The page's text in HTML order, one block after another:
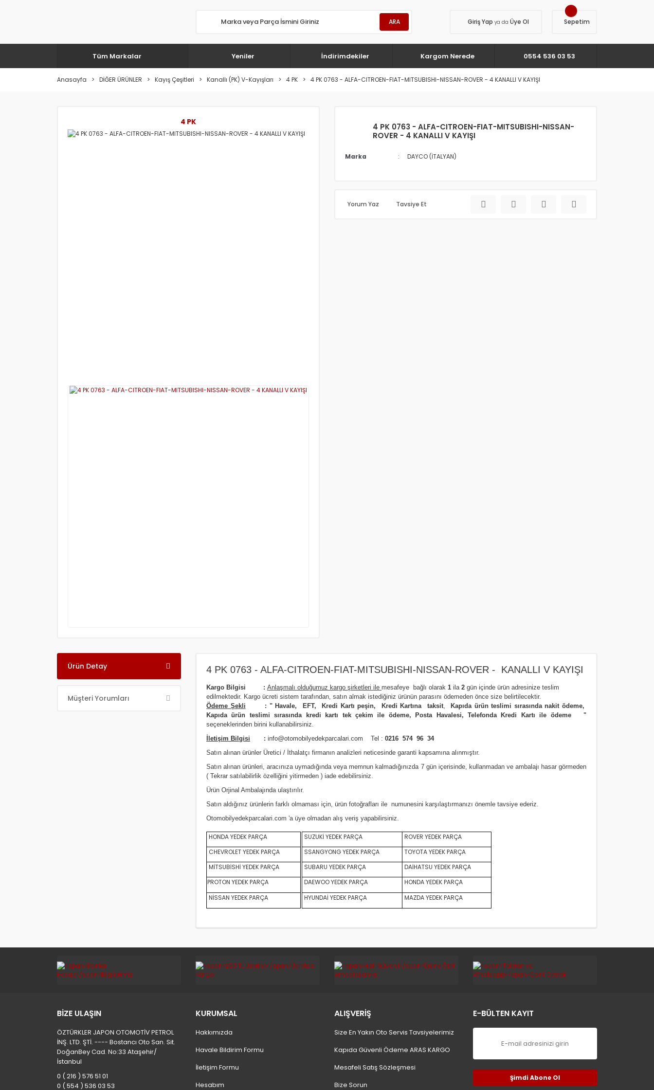
ARA Giriş Yap ya da Üye Ol Sepetim
Tüm Markalar Yeniler İndirimdekiler Kargom Nerede 0554 536 03 53
Anasayfa DİĞER ÜRÜNLER Kayış Çeşitleri Kanallı (PK) V-Kayışları 4 PK 4 PK 0763 - ALFA-CITROEN-FIAT-MITSUBISHI-NISSAN-ROVER - 4 KANALLI V KAYIŞI
4 PK
4 PK 0763 - ALFA-CITROEN-FIAT-MITSUBISHI-NISSAN-
ROVER - 4 KANALLI V KAYIŞI
Marka DAYCO (İTALYAN)
Yorum Yaz Tavsiye Et
Ürün Detay
Müşteri Yorumları
4 PK 0763 - ALFA-CITROEN-FIAT-MITSUBISHI-NISSAN-ROVER - KANALLI V KAYIŞI
Kargo Bilgisi : Anlaşmalı olduğumuz kargo şirketleri ile mesafeye bağlı olarak 1 ila 2 gün içinde ürün adresinize teslim
edilmektedir. Kargo ücreti sistem tarafından, satın almak istediğiniz ürünün parasını ödemeden önce size belirtilecektir.
Ödeme Şekli : " Havale, EFT, Kredi Kartı peşin, Kredi Kartına taksit,
Kapıda ürün teslimi sırasında nakit ödeme,
Kapıda ürün teslimi sırasında kredi kartı tek çekim ile ödeme, Posta Havalesi, Telefonda Kredi Kartı ile ödeme
"
seçeneklerinden birini kullanabilirsiniz.
İletişim Bilgisi : info@otomobilyedekparcalari.com Tel : 0216 574 96 34
Satın alınan ürünler Üretici / İthalatçı firmanın analizleri neticesinde garanti kapsamına alınmıştır.
Satın alınan ürünleri, aracınıza uymadığında veya memnun kalmadığınızda 7 gün içerisinde, kullanmadan ve ambalajı hasar görmeden
( Tekrar satılabilirlik özelliğini yitirmeden ) iade edebilirsiniz.
Ürün Orjinal Ambalajında ulaştırılır.
Satın aldığınız ürünlerin farklı olmaması için, ürün fotoğrafları ile numunesini karşılaştırmanızı önemle tavsiye ederiz.
Otomobilyedekparcalari.com 'a üye olmadan alış veriş yapabilirsiniz.
HONDA YEDEK PARÇA SUZUKİ YEDEK PARÇA
ROVER YEDEK PARÇA
CHEVROLET YEDEK PARÇA
SSANGYONG YEDEK PARÇA
TOYOTA YEDEK PARÇA
MİTSUBİSHİ YEDEK PARÇA
SUBARU YEDEK PARÇA
DAİHATSU YEDEK PARÇA
PROTON YEDEK PARÇA
DAEWOO YEDEK PARÇA
HONDA YEDEK PARÇA
NİSSAN YEDEK PARÇA
HYUNDAİ YEDEK PARÇA MAZDA YEDEK PARÇA
BİZE ULAŞIN
ÖZTÜRKLER JAPON OTOMOTİV PETROL
İNŞ. LTD. ŞTİ. ---- Bostancı Oto San. Sit.
DoğanBey Cad. No:33 Ataşehir/
İstanbul
0 ( 216 ) 576 51 01
0 ( 554 ) 536 03 53
KURUMSAL
Hakkımızda
Havale Bildirim Formu
İletişim Formu
Hesabım
ALIŞVERİŞ
Size En Yakın Oto Servis Tavsiyelerimiz
Kapıda Güvenli Ödeme ARAS KARGO
Mesafeli Satış Sözleşmesi
Bize Sorun
E-BÜLTEN KAYIT
Şimdi Abone Ol